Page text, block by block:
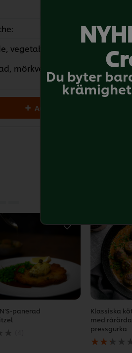
vegetabilisk
mörkvegan 60-
Add all to cart
panerad
Klassiska
med
pressgurka
Det
Du byter